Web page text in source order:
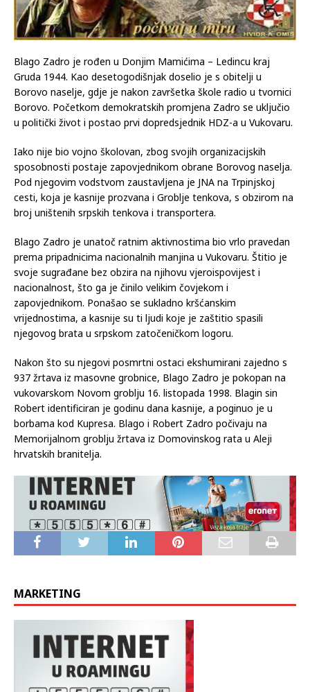
Blago Zadro je rođen u Donjim Mamićima – Ledincu kraj
Gruda 1944. Kao desetogodišnjak doselio je s obitelji u
Borovo naselje, gdje je nakon završetka škole radio u tvornici
Borovo. Početkom demokratskih promjena Zadro se uključio
u politički život i postao prvi dopredsjednik HDZ-a u Vukovaru.
Iako nije bio vojno školovan, zbog svojih organizacijskih
sposobnosti postaje zapovjednikom obrane Borovog naselja.
Pod njegovim vodstvom zaustavljena je JNA na Trpinjskoj
cesti, koja je kasnije prozvana i Groblje tenkova, s obzirom na
broj uništenih srpskih tenkova i transportera.
Blago Zadro je unatoč ratnim aktivnostima bio vrlo pravedan
prema pripadnicima nacionalnih manjina u Vukovaru. Štitio je
svoje sugrađane bez obzira na njihovu vjeroispovijest i
nacionalnost, što ga je činilo velikim čovjekom i
zapovjednikom. Ponašao se sukladno kršćanskim
vrijednostima, a kasnije su ti ljudi koje je zaštitio spasili
njegovog brata u srpskom zatočeničkom logoru.
Nakon što su njegovi posmrtni ostaci ekshumirani zajedno s
937 žrtava iz masovne grobnice, Blago Zadro je pokopan na
vukovarskom Novom groblju 16. listopada 1998. Blagin sin
Robert identificiran je godinu dana kasnije, a poginuo je u
borbama kod Kupresa. Blago i Robert Zadro počivaju na
Memorijalnom groblju žrtava iz Domovinskog rata u Aleji
hrvatskih branitelja.
MARKETING